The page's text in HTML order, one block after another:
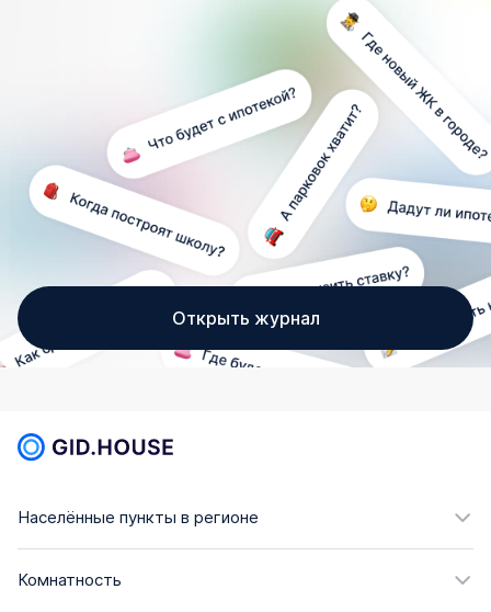
Открыть журнал
Населённые пункты в регионе
Комнатность